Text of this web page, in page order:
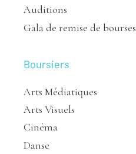
Auditions
Gala de remise de bourses
Boursiers
Arts Médiatiques
Arts Visuels
Cinéma
Danse